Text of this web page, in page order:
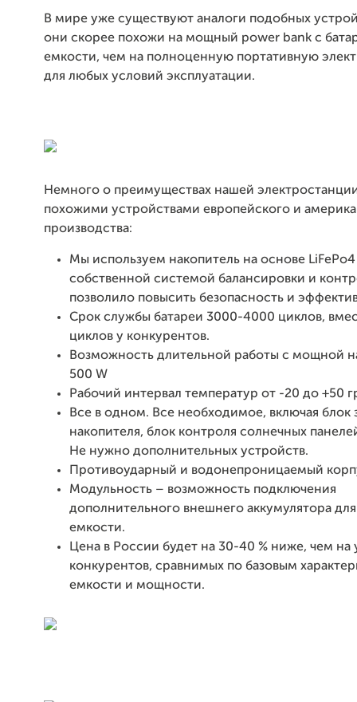
В мире уже существуют аналоги подобных
они скорее похожи на мощный power bank с
емкости, чем на полноценную портативную
для любых условий эксплуатации.
Немного о преимуществах нашей
похожими устройствами европейского и
производства:
Мы используем накопитель на основе
собственной системой балансировки и
позволило повысить безопасность и
Срок службы батареи 3000-4000 циклов,
циклов у конкурентов.
Возможность длительной работы с мощной
500 W
Рабочий интервал температур от -20 до +50
Все в одном. Все необходимое, включая блок
накопителя, блок контроля солнечных
Не нужно дополнительных устройств.
Противоударный и водонепроницаемый
Модульность – возможность подключения
дополнительного внешнего аккумулятора
емкости.
Цена в России будет на 30-40 % ниже, чем на
конкурентов, сравнимых по базовым
емкости и мощности.